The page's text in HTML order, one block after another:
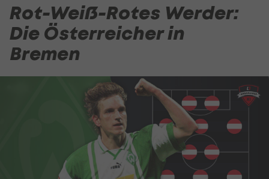
Rot-Weiß-Rotes Werder:
Die Österreicher in
Bremen